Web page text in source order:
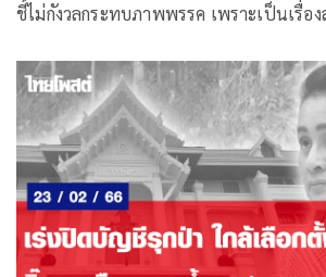
ชี้ไม่กังวลกระทบภาพพรรค เพราะเป็นเรื่อ